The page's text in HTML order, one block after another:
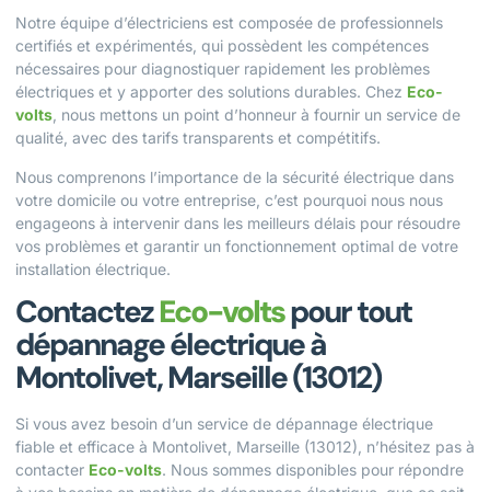
Notre équipe d’électriciens est composée de professionnels
certifiés et expérimentés, qui possèdent les compétences
nécessaires pour diagnostiquer rapidement les problèmes
électriques et y apporter des solutions durables. Chez Eco-
volts , nous mettons un point d’honneur à fournir un service de
qualité, avec des tarifs transparents et compétitifs.
Nous comprenons l’importance de la sécurité électrique dans
votre domicile ou votre entreprise, c’est pourquoi nous nous
engageons à intervenir dans les meilleurs délais pour résoudre
vos problèmes et garantir un fonctionnement optimal de votre
installation électrique.
ContactezEco-voltspour tout
dépannage électrique à
Montolivet, Marseille (13012)
Si vous avez besoin d’un service de dépannage électrique
fiable et efficace à Montolivet, Marseille (13012), n’hésitez pas à
contacter Eco-volts. Nous sommes disponibles pour répondre